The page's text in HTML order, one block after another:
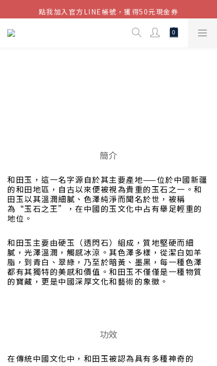
結帳金額滿$1080超取免運
點我加入官方LINE帳號，獲得50元現金券
結帳金額滿$1080超取免運
簡介
和田玉，這一名字源自於其主要產地——位於中國新疆
的和田地區，自古以來便被視為貴重的玉石之一。和
田玉以其溫潤細膩、色澤純淨而聞名於世，被稱
為“玉石之王”，在中國的玉文化中占有舉足輕重的
地位。
和田玉主要由硬玉（透閃石）組成，質地堅硬而細
膩，光澤溫潤，觸感冰涼。其色澤多樣，從潔白如羊
脂，到青白、翠綠，乃至於暗黃、墨黑，每一種色澤
都有其獨特的美感和價值。和田玉不僅僅是一種物質
的寶藏，更是中國深厚文化和藝術的象徵。
功效
在傳統中國文化中，和田玉被認為具有多種神奇的